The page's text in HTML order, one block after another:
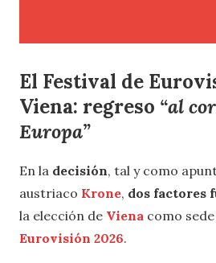
El Festival de
Viena: regreso “al
Europa”
En la decisión, tal y como
austriaco Krone, dos factores
la elección de Viena como
Eurovisión 2026.